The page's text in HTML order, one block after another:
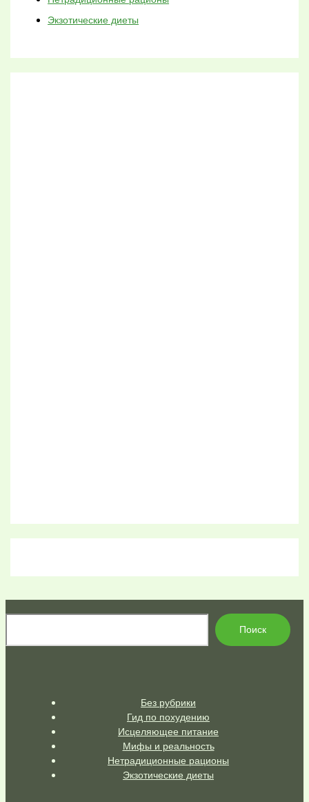
Экзотические диеты
Поиск
Без рубрики
Гид по похудению
Исцеляющее питание
Мифы и реальность
Нетрадиционные рационы
Экзотические диеты